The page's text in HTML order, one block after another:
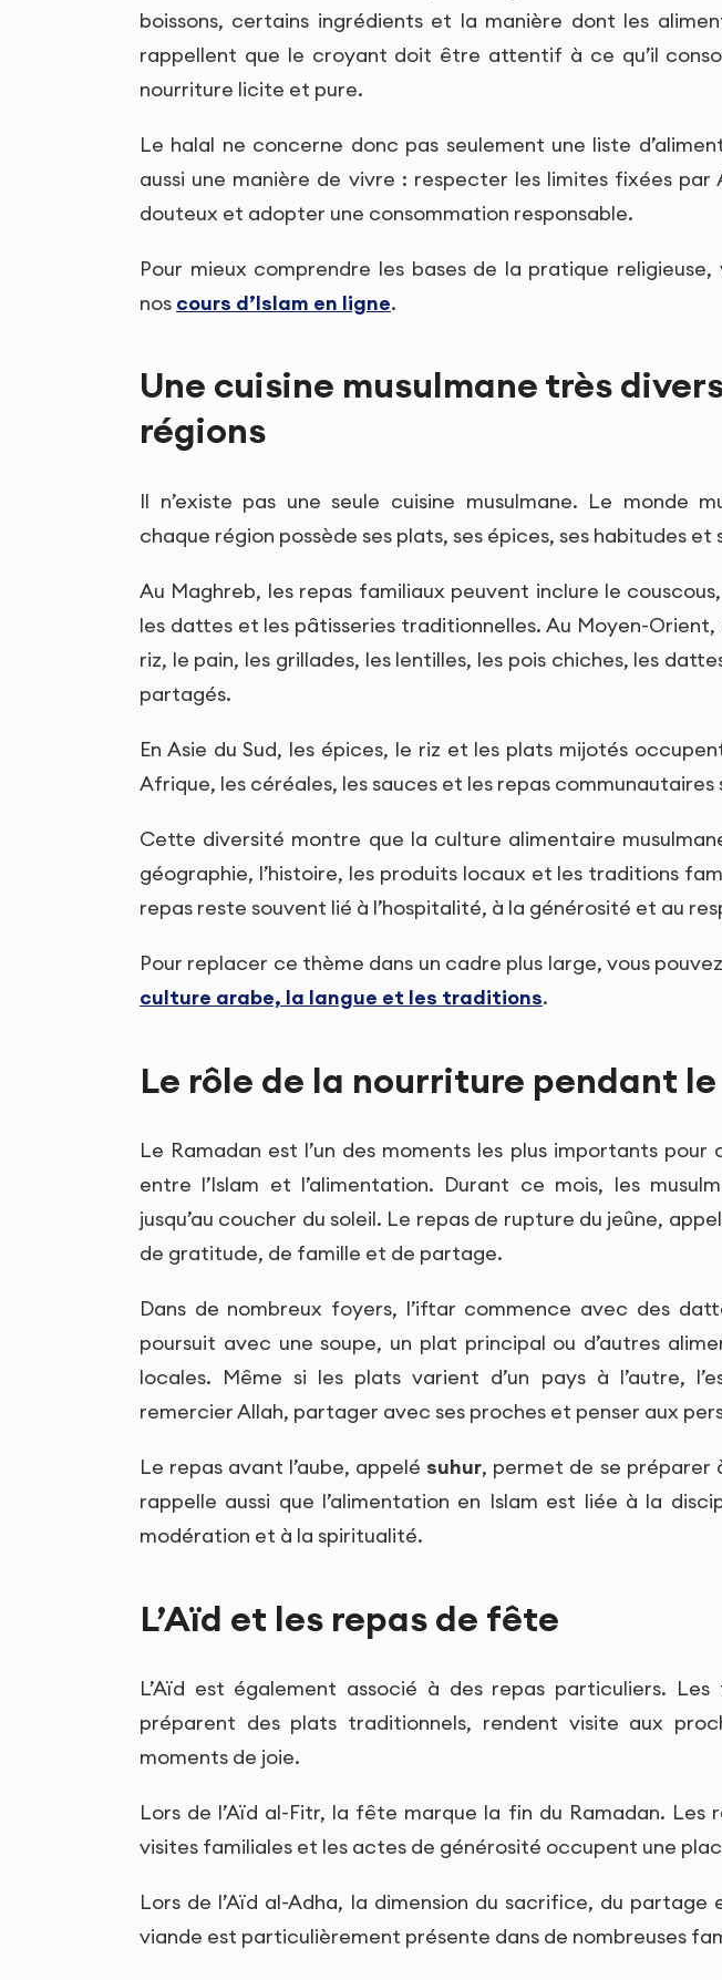
boissons, certains ingrédients et la manière dont les
rappellent que le croyant doit être attentif à ce qu’il
nourriture licite et pure.
Le halal ne concerne donc pas seulement une liste
aussi une manière de vivre : respecter les limites fixées
douteux et adopter une consommation responsable.
Pour mieux comprendre les bases de la pratique religieuse,
nos cours d’Islam en ligne.
Une cuisine musulmane très
régions
Il n’existe pas une seule cuisine musulmane. Le monde
chaque région possède ses plats, ses épices, ses habitudes et
Au Maghreb, les repas familiaux peuvent inclure le
les dattes et les pâtisseries traditionnelles. Au Moyen-
riz, le pain, les grillades, les lentilles, les pois chiches, les
partagés.
En Asie du Sud, les épices, le riz et les plats mijotés
Afrique, les céréales, les sauces et les repas
Cette diversité montre que la culture alimentaire
géographie, l’histoire, les produits locaux et les traditions
repas reste souvent lié à l’hospitalité, à la générosité et au
Pour replacer ce thème dans un cadre plus large, vous
culture arabe, la langue et les traditions.
Le rôle de la nourriture pendant
Le Ramadan est l’un des moments les plus importants
entre l’Islam et l’alimentation. Durant ce mois, les
jusqu’au coucher du soleil. Le repas de rupture du jeûne,
de gratitude, de famille et de partage.
Dans de nombreux foyers, l’iftar commence avec des
poursuit avec une soupe, un plat principal ou d’autres
locales. Même si les plats varient d’un pays à l’autre,
remercier Allah, partager avec ses proches et penser aux
Le repas avant l’aube, appelé suhur, permet de se préparer
rappelle aussi que l’alimentation en Islam est liée à la
modération et à la spiritualité.
L’Aïd et les repas de fête
L’Aïd est également associé à des repas particuliers. Les
préparent des plats traditionnels, rendent visite aux
moments de joie.
Lors de l’Aïd al-Fitr, la fête marque la fin du Ramadan. Les
visites familiales et les actes de générosité occupent une
Lors de l’Aïd al-Adha, la dimension du sacrifice, du
viande est particulièrement présente dans de nombreuses